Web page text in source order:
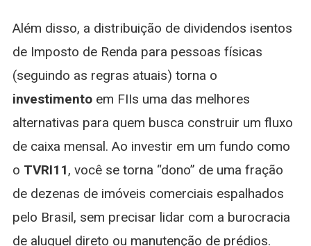
Além disso, a distribuição de dividendos isentos
de Imposto de Renda para pessoas físicas
(seguindo as regras atuais) torna o
investimentoem FIIs uma das melhores
alternativas para quem busca construir um fluxo
de caixa mensal. Ao investir em um fundo como
o TVRI11, você se torna “dono” de uma fração
de dezenas de imóveis comerciais espalhados
pelo Brasil, sem precisar lidar com a burocracia
de aluguel direto ou manutenção de prédios.